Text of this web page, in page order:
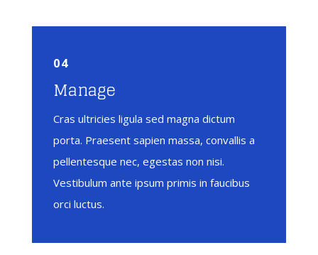
04
Manage
Cras ultricies ligula sed magna dictum
porta. Praesent sapien massa, convallis a
pellentesque nec, egestas non nisi.
Vestibulum ante ipsum primis in faucibus
orci luctus.